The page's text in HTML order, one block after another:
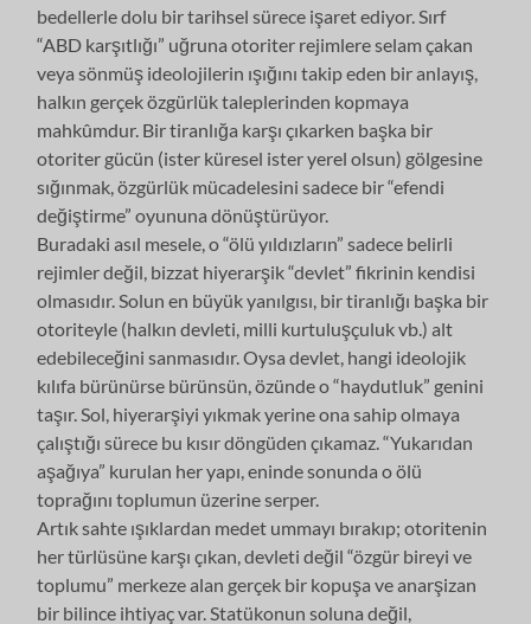
bedellerle dolu bir tarihsel sürece işaret ediyor. Sırf
“ABD karşıtlığı” uğruna otoriter rejimlere selam çakan
veya sönmüş ideolojilerin ışığını takip eden bir anlayış,
halkın gerçek özgürlük taleplerinden kopmaya
mahkûmdur. Bir tiranlığa karşı çıkarken başka bir
otoriter gücün (ister küresel ister yerel olsun) gölgesine
sığınmak, özgürlük mücadelesini sadece bir “efendi
değiştirme” oyununa dönüştürüyor.
​Buradaki asıl mesele, o “ölü yıldızların” sadece belirli
rejimler değil, bizzat hiyerarşik “devlet” fikrinin kendisi
olmasıdır. Solun en büyük yanılgısı, bir tiranlığı başka bir
otoriteyle (halkın devleti, milli kurtuluşçuluk vb.) alt
edebileceğini sanmasıdır. Oysa devlet, hangi ideolojik
kılıfa bürünürse bürünsün, özünde o “haydutluk” genini
taşır. Sol, hiyerarşiyi yıkmak yerine ona sahip olmaya
çalıştığı sürece bu kısır döngüden çıkamaz. “Yukarıdan
aşağıya” kurulan her yapı, eninde sonunda o ölü
toprağını toplumun üzerine serper.
​Artık sahte ışıklardan medet ummayı bırakıp; otoritenin
her türlüsüne karşı çıkan, devleti değil “özgür bireyi ve
toplumu” merkeze alan gerçek bir kopuşa ve anarşizan
bir bilince ihtiyaç var. Statükonun soluna değil,